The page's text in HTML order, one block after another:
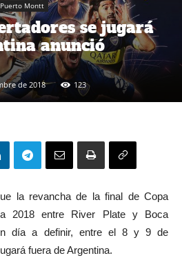
Puerto Montt
se jugará
anunció
de 2018 123
la revancha de la final de Copa
2018 entre River Plate y Boca
día a definir, entre el 8 y 9 de
fuera de Argentina.